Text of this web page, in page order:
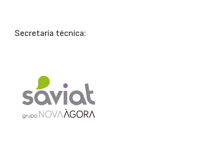
Secretaría técnica: